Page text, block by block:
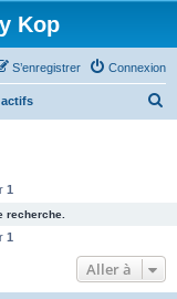
Kop
Connexion
S’enregistrer
c
1
recherche.
1
Aller à